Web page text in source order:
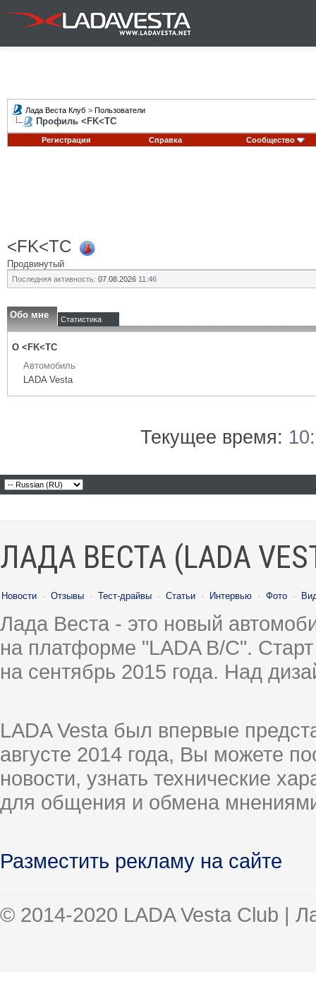
Лада Веста Клуб > Пользователи
Профиль <FK<TC
Регистрация Справка Сообщество
<FK<TC
Продвинутый
Последняя активность: 07.08.2026 11:46
Обо мне Статистика
О <FK<TC
Автомобиль
LADA Vesta
Текущее время:
ЛАДА ВЕСТА (LADA
Новости · Отзывы · Тест-драйвы · Статьи · Интервью · Фото ·
Лада Веста - это новый
на платформе "LADA B/C".
на сентябрь 2015 года. Над
LADA Vesta был впервые
августе 2014 года, Вы можете
новости, узнать технические
для общения и обмена
Разместить рекламу на сайте
© 2014-2020 LADA Vesta Club |